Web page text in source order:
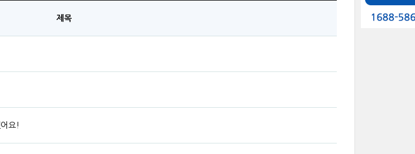
제목
요!